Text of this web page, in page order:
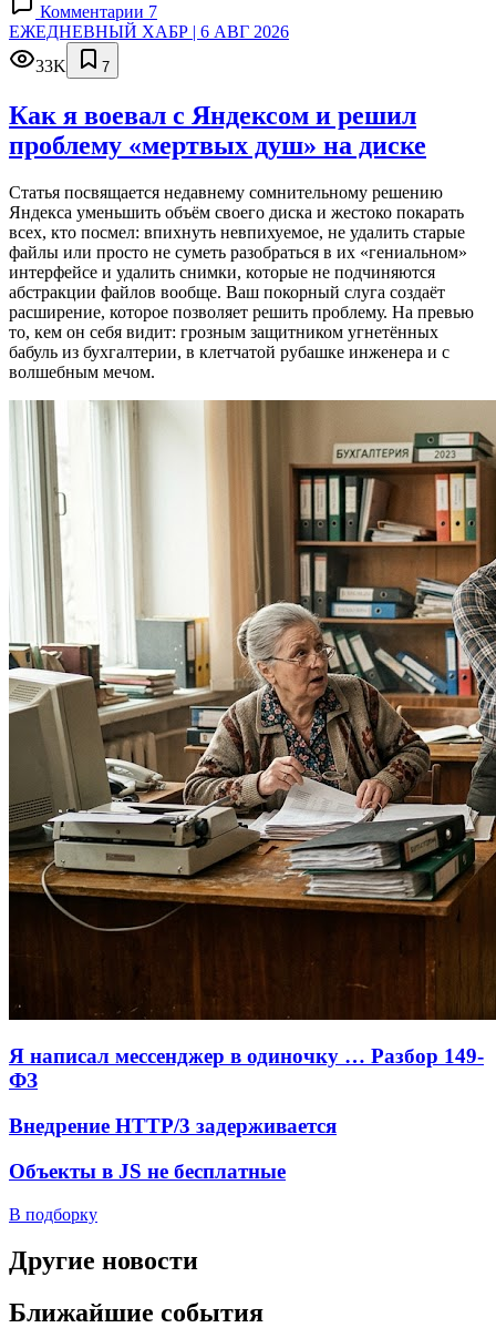
Комментарии 7
ЕЖЕДНЕВНЫЙ ХАБР | 6 АВГ 2026
33K
7
Как я воевал с Яндексом и решил
проблему «мертвых душ» на диске
Статья посвящается недавнему сомнительному решению
Яндекса уменьшить объём своего диска и жестоко покарать
всех, кто посмел: впихнуть невпихуемое, не удалить старые
файлы или просто не суметь разобраться в их «гениальном»
интерфейсе и удалить снимки, которые не подчиняются
абстракции файлов вообще. Ваш покорный слуга создаёт
расширение, которое позволяет решить проблему. На превью
то, кем он себя видит: грозным защитником угнетённых
бабуль из бухгалтерии, в клетчатой рубашке инженера и с
волшебным мечом.
Я написал мессенджер в одиночку … Разбор 149-
ФЗ
Внедрение HTTP/3 задерживается
Объекты в JS не бесплатные
В подборку
Другие новости
Ближайшие события